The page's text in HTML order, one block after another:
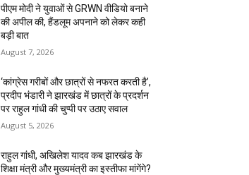
पीएम मोदी ने युवाओं से GRWN वीडियो बनाने
की अपील की, हैंडलूम अपनाने को लेकर कही
बड़ी बात
August 7, 2026
‘कांग्रेस गरीबों और छात्रों से नफरत करती है’,
प्रदीप भंडारी ने झारखंड में छात्रों के प्रदर्शन
पर राहुल गांधी की चुप्पी पर उठाए सवाल
August 5, 2026
राहुल गांधी, अखिलेश यादव कब झारखंड के
शिक्षा मंत्री और मुख्यमंत्री का इस्तीफा मांगेंगे?